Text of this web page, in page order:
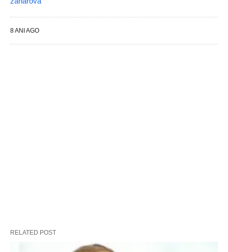
8 ANI AGO
RELATED POST